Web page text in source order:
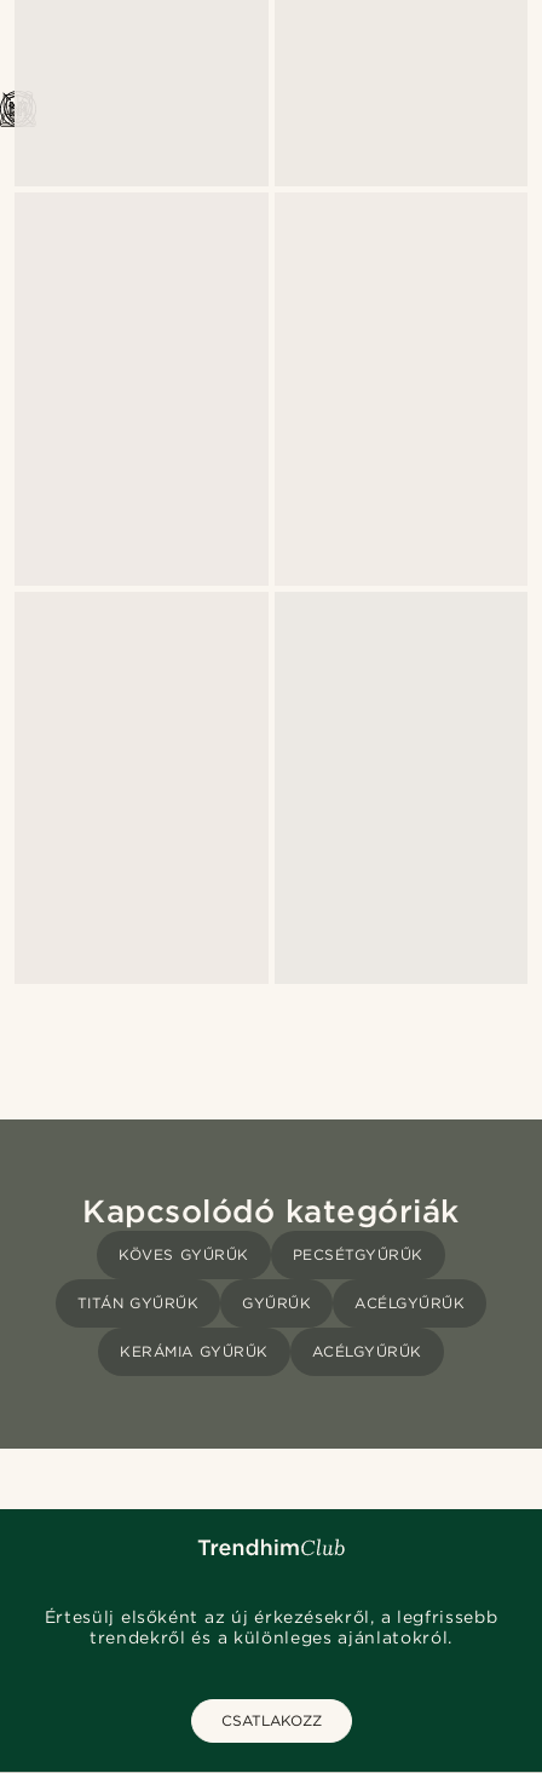
Kapcsolódó kategóriák
KÖVES GYŰRŰK PECSÉTGYŰRŰK
TITÁN GYŰRŰK GYŰRŰK ACÉLGYŰRŰK
KERÁMIA GYŰRŰK ACÉLGYŰRŰK
Értesülj elsőként az új érkezésekről, a legfrissebb
trendekről és a különleges ajánlatokról.
CSATLAKOZZ